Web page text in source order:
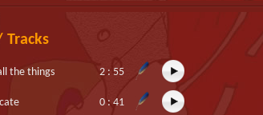
Tracks
the things 2 : 55
0 : 41